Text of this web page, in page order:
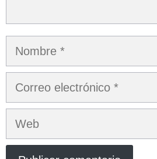
Nombre
Correo
electrónico
Web